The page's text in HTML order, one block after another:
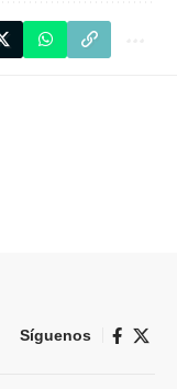
Síguenos